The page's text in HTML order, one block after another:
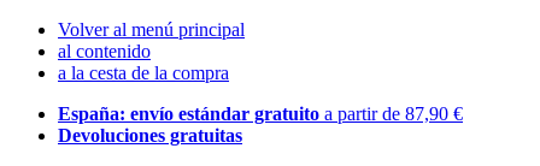
Volver al menú principal
al contenido
a la cesta de la compra
España: envío estándar gratuito a partir de 87,90 €
Devoluciones gratuitas